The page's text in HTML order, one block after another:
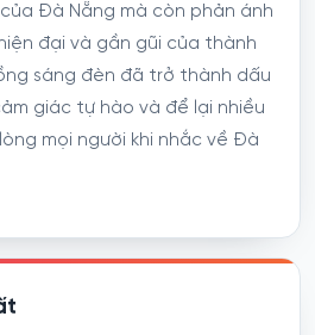
Đà Nẵng mà còn phản ánh
đại và gần gũi của thành
sáng đèn đã trở thành dấu
giác tự hào và để lại nhiều
mọi người khi nhắc về Đà